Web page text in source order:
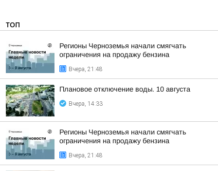
ТОП
Регионы Черноземья начали смягчать
ограничения на продажу бензина
Вчера, 21:48
Плановое отключение воды. 10 августа
Вчера, 14:33
Регионы Черноземья начали смягчать
ограничения на продажу бензина
Вчера, 21:48